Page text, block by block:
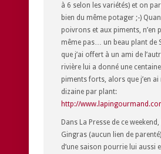
à 6 selon les variétés) et on
bien du même potager ;-)
poivrons et aux piments, n’en
même pas… un beau plant de
que j’ai offert à un ami de
rivière lui a donné une
piments forts, alors que j’en ai
dizaine par plant:
http://
Dans La Presse de ce
Gingras (aucun lien de
d’une saison pourrie lui aussi